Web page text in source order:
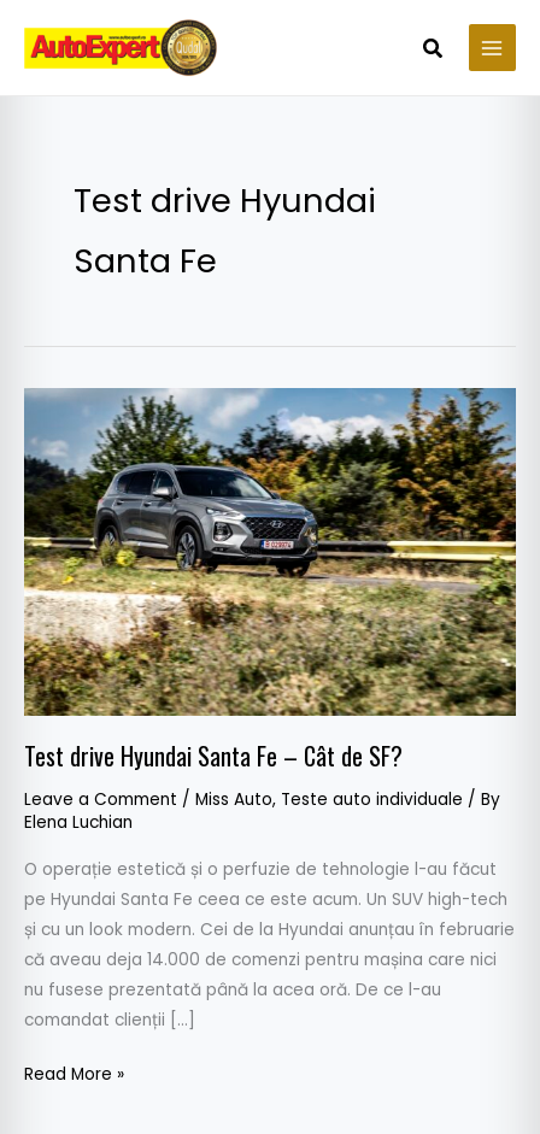
content
Search
Test drive Hyundai
Santa Fe
Test drive Hyundai Santa Fe – Cât de SF?
Leave a Comment / Miss Auto, Teste auto individuale / By
Elena Luchian
O operație estetică și o perfuzie de tehnologie l-au făcut
pe Hyundai Santa Fe ceea ce este acum. Un SUV high-tech
și cu un look modern. Cei de la Hyundai anunțau în februarie
că aveau deja 14.000 de comenzi pentru mașina care nici
nu fusese prezentată până la acea oră. De ce l-au
comandat clienții […]
Test
Hyundai
Santa
Fe
–
Cât
de
SF?
Read More »